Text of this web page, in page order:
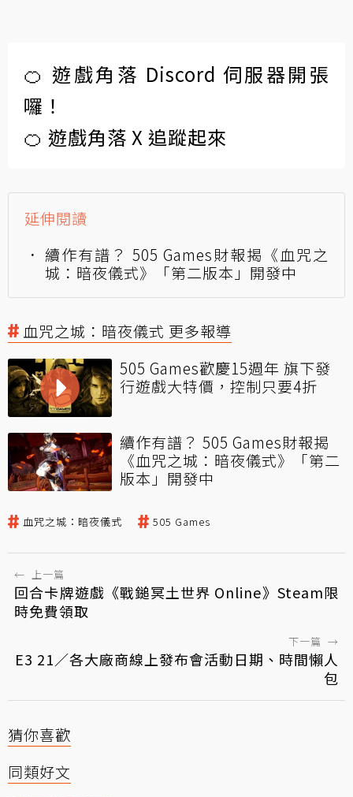
🍊 遊戲角落 Discord 伺服器開張
囉！
🍊 遊戲角落 X 追蹤起來
延伸閱讀
續作有譜？ 505 Games財報揭《血咒之
城：暗夜儀式》「第二版本」開發中
血咒之城：暗夜儀式 更多報導
505 Games歡慶15週年 旗下發
行遊戲大特價，控制只要4折
續作有譜？ 505 Games財報揭
《血咒之城：暗夜儀式》「第二
版本」開發中
血咒之城：暗夜儀式 505 Games
← 上一篇
回合卡牌遊戲《戰鎚冥土世界 Online》Steam限
時免費領取
下一篇 →
E3 21／各大廠商線上發布會活動日期、時間懶人
包
猜你喜歡
同類好文